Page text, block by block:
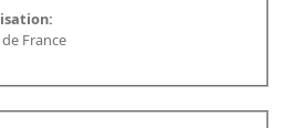
France